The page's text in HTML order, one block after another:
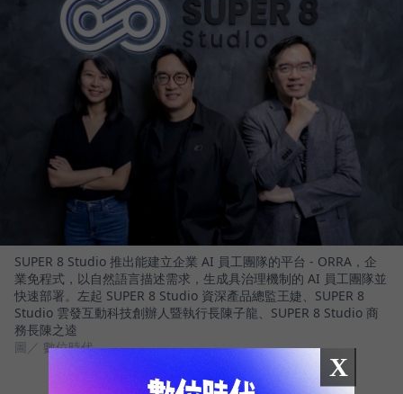
SUPER 8 Studio 推出能建立企業 AI 員工團隊的平台 - ORRA，企
業免程式，以自然語言描述需求，生成具治理機制的 AI 員工團隊並
快速部署。左起 SUPER 8 Studio 資深產品總監王婕、SUPER 8
Studio 雲發互動科技創辦人暨執行長陳子龍、SUPER 8 Studio 商
務長陳之逵
圖／ 數位時代
X